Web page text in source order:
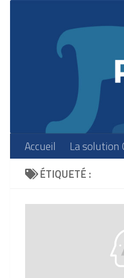
Accueil
La solution
ÉTIQUETÉ :